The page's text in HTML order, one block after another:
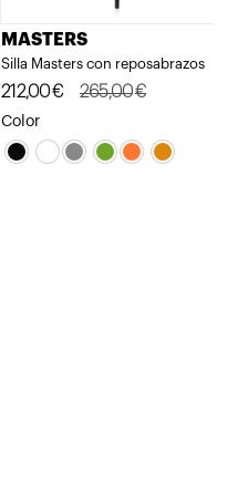
MASTERS
Silla Masters con reposabrazos
265,00€
El
precio
original
212,00€
El
precio
actual
Color